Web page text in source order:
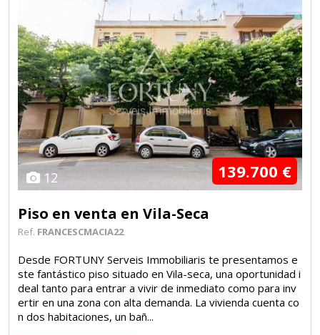
12 139.700 €
Piso en venta en Vila-Seca
Ref. FRANCESCMACIA22
Desde FORTUNY Serveis Immobiliaris te presentamos e
ste fantástico piso situado en Vila-seca, una oportunidad i
deal tanto para entrar a vivir de inmediato como para inv
ertir en una zona con alta demanda. La vivienda cuenta co
n dos habitaciones, un bañ...